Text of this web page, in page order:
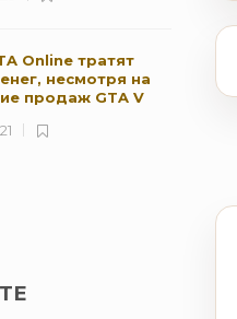
Online тратят
несмотря на
продаж GTA V
21